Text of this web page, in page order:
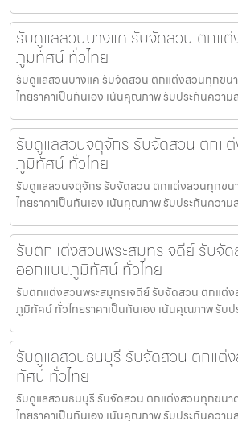
รับดูแลสวนบางแค รับจัดสวน ตกแ
ภูมิทัศน์ ทั่วไทย
รับดูแลสวนบางแค รับจัดสวน ตกแต่งสวนทุกข
ไทยราคาเป็นกันเอง เน้นคุณภาพ รับประกันควา
รับดูแลสวนจตุจักร รับจัดสวน ตกแ
ภูมิทัศน์ ทั่วไทย
รับดูแลสวนจตุจักร รับจัดสวน ตกแต่งสวนทุกข
ไทยราคาเป็นกันเอง เน้นคุณภาพ รับประกันความ
รับตกแต่งสวนพระสมุทรเจดีย์ รับจั
ออกแบบภูมิทัศน์ ทั่วไทย
รับตกแต่งสวนพระสมุทรเจดีย์ รับจัดสวน ตกแต่
ภูมิทัศน์ ทั่วไทยราคาเป็นกันเอง เน้นคุณภาพ รับ
รับดูแลสวนธนบุรี รับจัดสวน ตกแต่
ทัศน์ ทั่วไทย
รับดูแลสวนธนบุรี รับจัดสวน ตกแต่งสวนทุกขน
ไทยราคาเป็นกันเอง เน้นคุณภาพ รับประกันความ